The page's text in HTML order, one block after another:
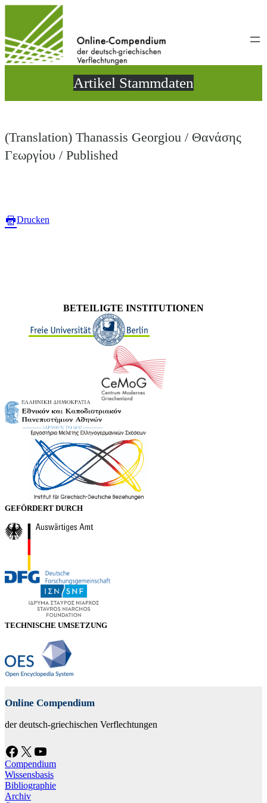
wechseln
Artikel Stammdaten
(Translation) Thanassis Georgiou / Θανάσης
Γεωργίου / Published
Drucken
BETEILIGTE INSTITUTIONEN
GEFÖRDERT DURCH
TECHNISCHE UMSETZUNG
Online Compendium
der deutsch-griechischen Verflechtungen
Facebook X YouTube
Compendium
Wissensbasis
Bibliographie
Archiv